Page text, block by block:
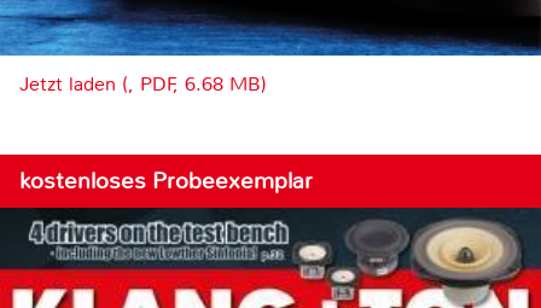
Jetzt laden (, PDF, 6.68 MB)
kostenloses Probeexemplar